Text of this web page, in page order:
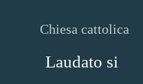
Chiesa cattolica
Laudato si